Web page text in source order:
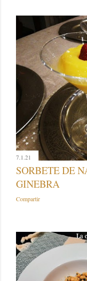
7.1.21
SORBETE DE
GINEBRA
Compartir